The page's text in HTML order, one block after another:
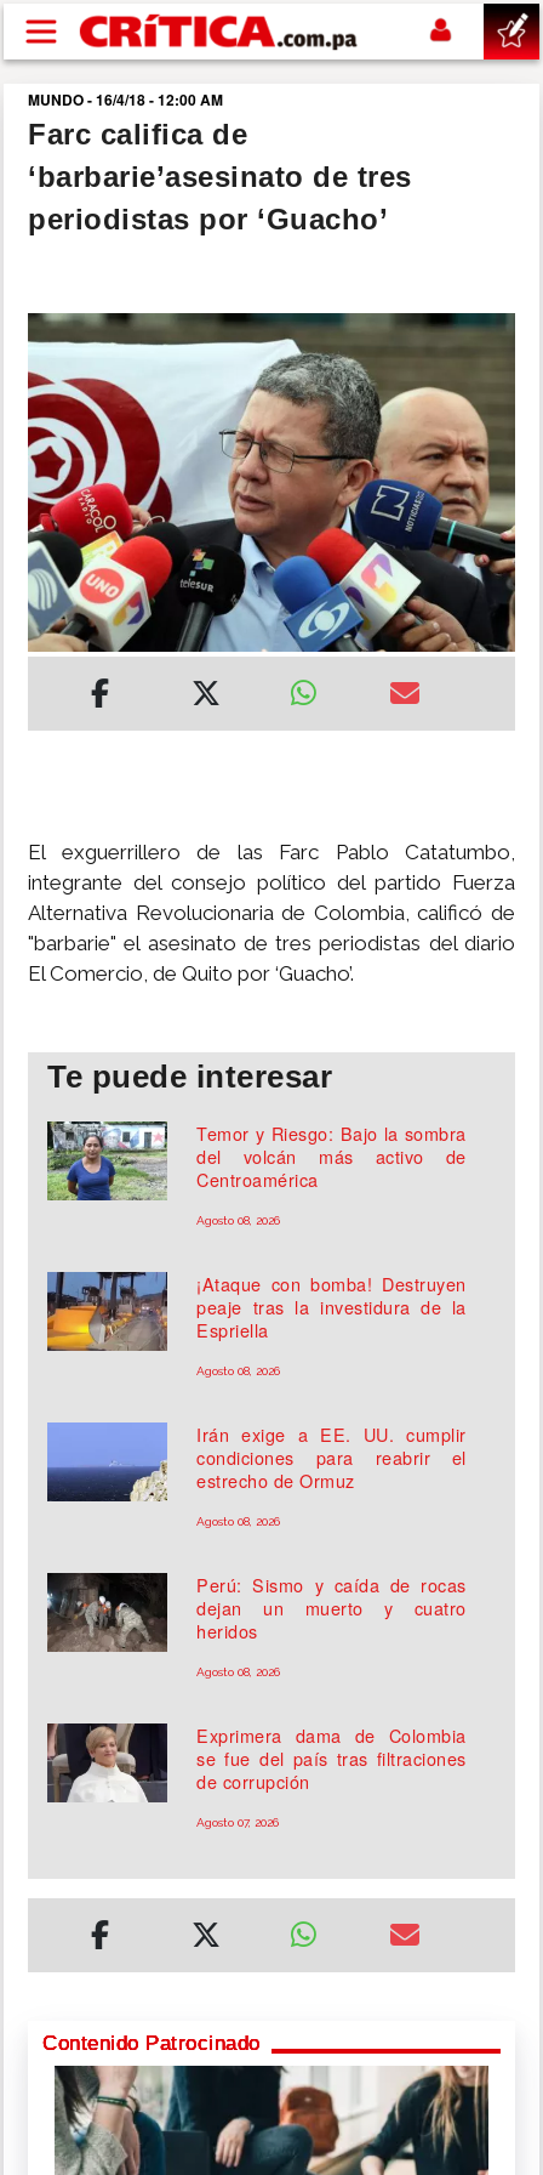
Pasar al contenido principal
buscar
SUCESOS
POLÍTICA
SHOW
DEPORTES
MUNDO
INSÓLITAS
MULTIMEDIA
IMPRESO
MUNDO - 16/4/18 - 12:00 AM
Farc califica de
‘barbarie’asesinato de tres
periodistas por ‘Guacho’
El exguerrillero de las Farc Pablo Catatumbo,
integrante del consejo político del partido Fuerza
Alternativa Revolucionaria de Colombia, calificó de
"barbarie" el asesinato de tres periodistas del diario
El Comercio, de Quito por ‘Guacho’.
Te puede interesar
Temor y Riesgo: Bajo la sombra
del volcán más activo de
Centroamérica
Agosto 08, 2026
¡Ataque con bomba! Destruyen
peaje tras la investidura de la
Espriella
Agosto 08, 2026
Irán exige a EE. UU. cumplir
condiciones para reabrir el
estrecho de Ormuz
Agosto 08, 2026
Perú: Sismo y caída de rocas
dejan un muerto y cuatro
heridos
Agosto 08, 2026
Exprimera dama de Colombia
se fue del país tras filtraciones
de corrupción
Agosto 07, 2026
Contenido Patrocinado